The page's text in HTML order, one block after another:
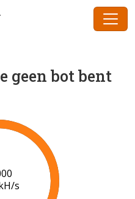
geen bot bent
s